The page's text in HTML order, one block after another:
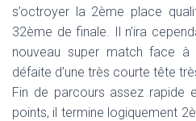
s’octroyer la 2ème place
32ème de finale. Il n’ira
nouveau super match face à
défaite d’une très courte tête
Fin de parcours assez rapide
points, il termine logiquement